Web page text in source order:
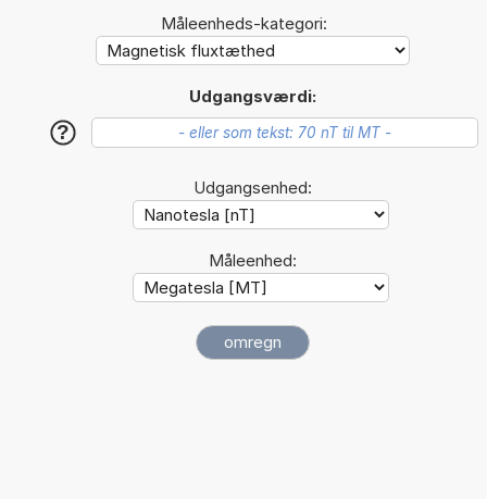
Måleenheds-kategori:
Udgangsværdi:
?
Udgangsenhed:
Måleenhed: